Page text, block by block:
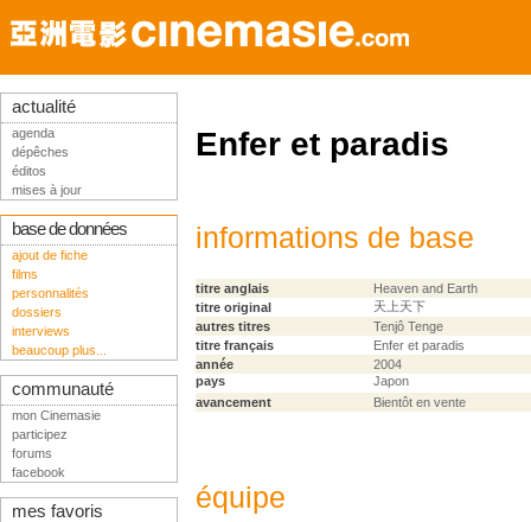
Enfer et paradis
informations de base
titre anglais
Heaven and Earth
titre original
天上天下
autres titres
Tenjô Tenge
titre français
Enfer et paradis
année
2004
pays
Japon
avancement
Bientôt en vente
équipe
actualité
agenda
dépêches
éditos
mises à jour
base de données
ajout de fiche
films
personnalités
dossiers
interviews
beaucoup plus...
communauté
mon Cinemasie
participez
forums
facebook
mes favoris